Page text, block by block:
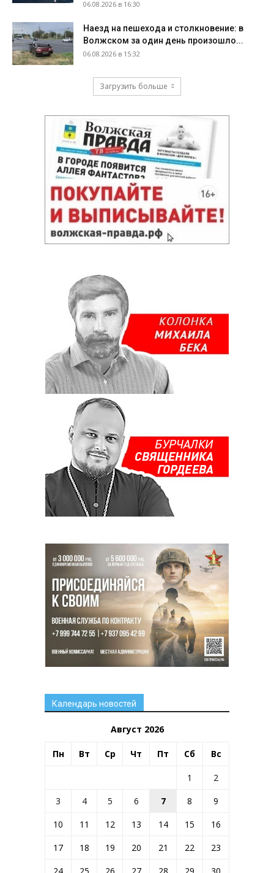
06.08.2026 в 16:30
Наезд на пешехода и столкновение: в
Волжском за один день произошло...
06.08.2026 в 15:32
Загрузить больше
Календарь новостей
Август 2026
Пн Вт Ср Чт Пт Сб Вс
1
2
3
4 5 6 7 8
9
10
11 12 13 14 15
16
17
18 19 20 21 22
23
24
25 26 27 28 29
30